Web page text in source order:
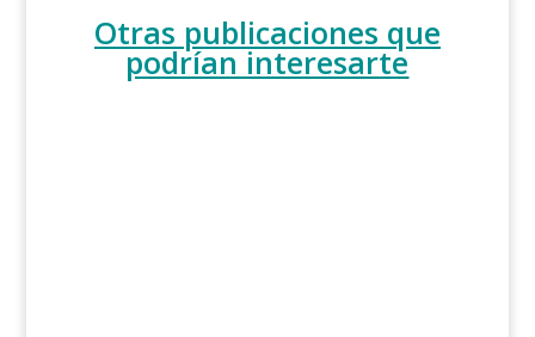
Otras publicaciones que
podrían interesarte